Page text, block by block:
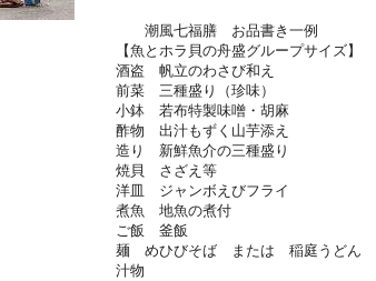
潮風七福膳　お品書き一例
【魚とホラ貝の舟盛グループサイズ】
酒盗　帆立のわさび和え
前菜　三種盛り（珍味）
小鉢　若布特製味噌・胡麻
酢物　出汁もずく山芋添え
造り　新鮮魚介の三種盛り
焼貝　さざえ等
洋皿　ジャンボえびフライ
煮魚　地魚の煮付
ご飯　釜飯
麺　めひびそば　または　稲庭うどん
汁物